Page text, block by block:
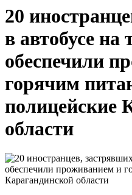
20
в автобусе на
обеспечили
горячим
полицейские
области